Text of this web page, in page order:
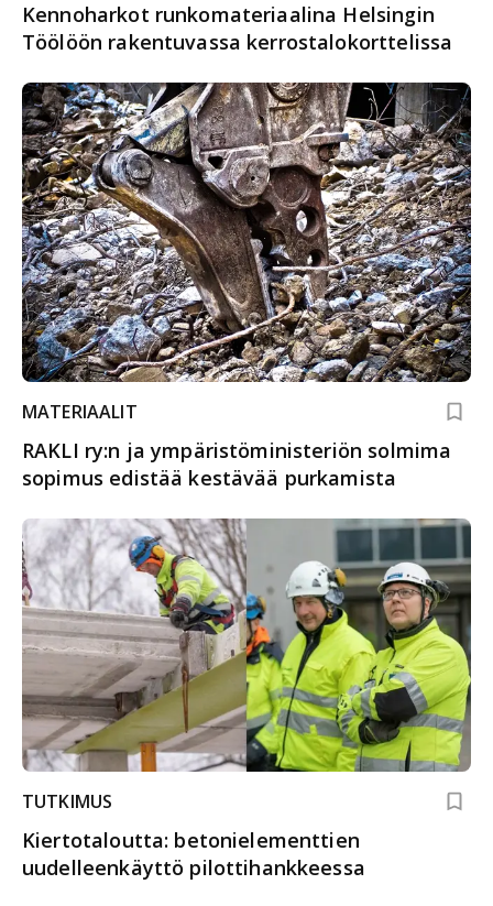
Kennoharkot runkomateriaalina Helsingin
Töölöön rakentuvassa kerrostalokorttelissa
MATERIAALIT
RAKLI ry:n ja ympäristöministeriön solmima
sopimus edistää kestävää purkamista
TUTKIMUS
Kiertotaloutta: betonielementtien
uudelleenkäyttö pilottihankkeessa